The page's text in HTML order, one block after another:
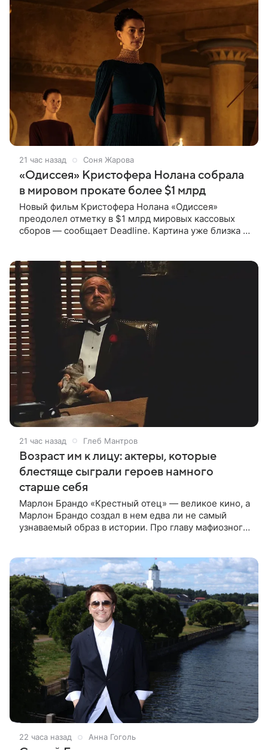
21 час назад Соня Жарова
«Одиссея» Кристофера Нолана собрала
в мировом прокате более $1 млрд
Новый фильм Кристофера Нолана «Одиссея»
преодолел отметку в $1 млрд мировых кассовых
сборов — сообщает Deadline. Картина уже близка к
21 час назад Глеб Мантров
Возраст им к лицу: актеры, которые
блестяще сыграли героев намного
старше себя
Марлон Брандо «Крестный отец» — великое кино, а
Марлон Брандо создал в нем едва ли не самый
узнаваемый образ в истории. Про главу мафиозного
22 часа назад Анна Гоголь